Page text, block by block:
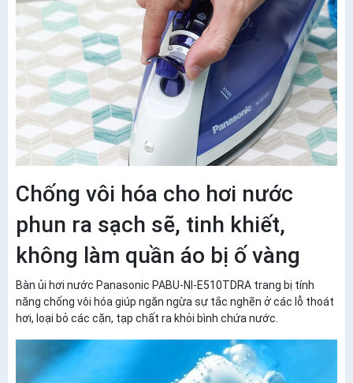
Chống vôi hóa cho hơi nước
phun ra sạch sẽ, tinh khiết,
không làm quần áo bị ố vàng
Bàn ủi hơi nước Panasonic PABU-NI-E510TDRA trang bị tính
năng chống vôi hóa giúp ngăn ngừa sự tắc nghẽn ở các lỗ thoát
hơi, loại bỏ các cặn, tạp chất ra khỏi bình chứa nước.